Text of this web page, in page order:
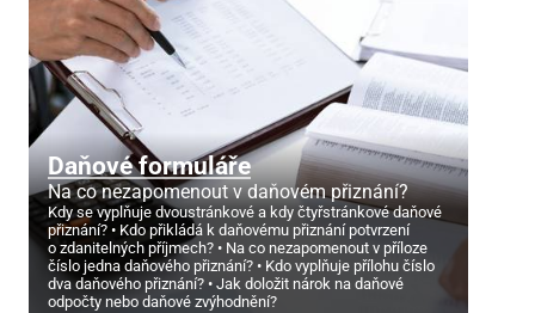
Daňové formuláře
Na co nezapomenout v daňovém přiznání?
Kdy se vyplňuje dvoustránkové a kdy čtyřstránkové daňové
přiznání?
Kdo přikládá k daňovému přiznání potvrzení
o zdanitelných příjmech?
Na co nezapomenout v příloze
číslo jedna daňového přiznání?
Kdo vyplňuje přílohu číslo
dva daňového přiznání?
Jak doložit nárok na daňové
odpočty nebo daňové zvýhodnění?